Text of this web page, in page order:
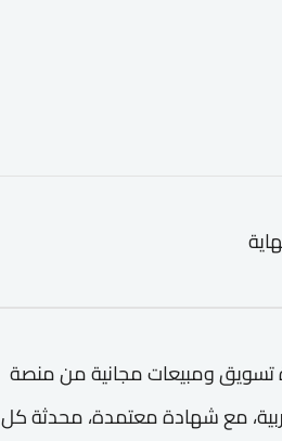
تسويق ومبيعات مجانية من منصة
مع شهادة معتمدة، محدثة كل